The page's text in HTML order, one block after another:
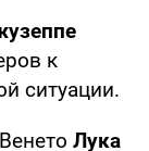
к
ситуации.
Лука